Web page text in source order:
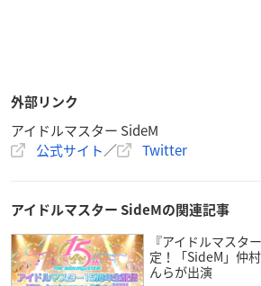
外部リンク
アイドルマスター SideM
公式サイト／ Twitter
アイドルマスター SideMの関連記事
『アイドルマスタ
定！「SideM」仲
んらが出演